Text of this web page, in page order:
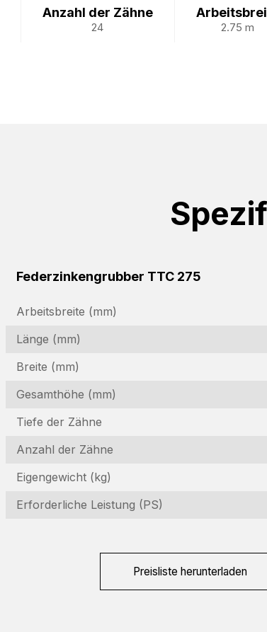
Anzahl der Zähne
24 2.75 m
Federzinkengrubber TTC 275
Arbeitsbreite (mm)
Länge (mm)
Breite (mm)
Gesamthöhe (mm)
Tiefe der Zähne
Anzahl der Zähne
Eigengewicht (kg)
Erforderliche Leistung (PS)
Preisliste herunterladen
Formular.